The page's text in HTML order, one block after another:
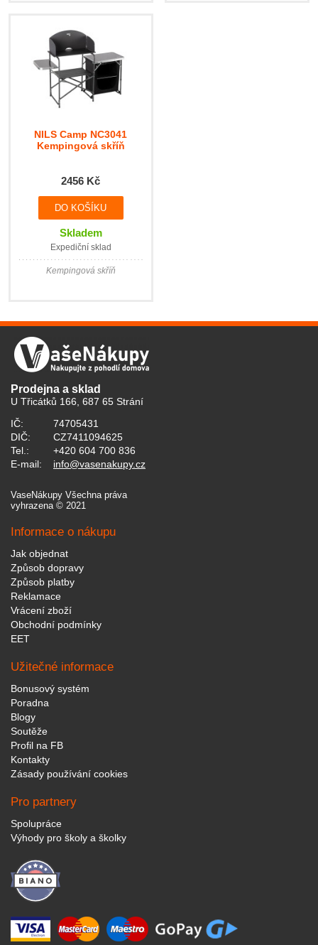
NILS Camp NC3041
Kempingová skříň
2456 Kč
Skladem
Expediční sklad
Kempingová skříň
Prodejna a sklad
U Třicátků 166, 687 65 Strání
IČ:
74705431
DIČ:
CZ7411094625
Tel.:
+420 604 700 836
E-mail:
info@vasenakupy.cz
VaseNákupy Všechna práva
vyhrazena © 2021
Informace o nákupu
Jak objednat
Způsob dopravy
Způsob platby
Reklamace
Vrácení zboží
Obchodní podmínky
EET
Užitečné informace
Bonusový systém
Poradna
Blogy
Soutěže
Profil na FB
Kontakty
Zásady používání cookies
Pro partnery
Spolupráce
Výhody pro školy a školky